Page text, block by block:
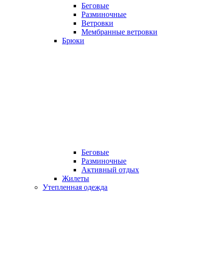
Беговые
Разминочные
Ветровки
Мембранные ветровки
Брюки
Беговые
Разминочные
Активный отдых
Жилеты
Утепленная одежда